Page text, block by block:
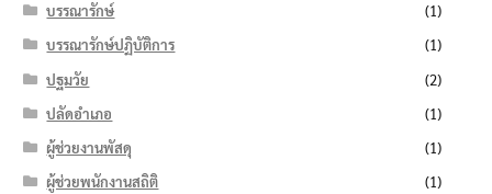
บรรณารักษ์
(1)
บรรณารักษ์ปฏิบัติการ
(1)
ปฐมวัย
(2)
ปลัดอำเภอ
(1)
ผู้ช่วยงานพัสดุ
(1)
ผู้ช่วยพนักงานสถิติ
(1)